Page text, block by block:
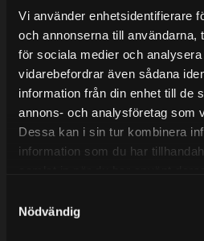
Vi använder enhetsidentifierare
och annonserna till användarna,
för sociala medier och
vidarebefordrar även sådana
information från din enhet till de
annons- och analysföretag som
Dessa kan i sin tur kombinera
information som du har
Nödvändig
Semestertider.
Under V.27 - V.33 nås vi enbart
under sommaren men med
det helt stängt.
Mån-Tors: 10:30-15:00
Lunchstängt 12:00-13:00